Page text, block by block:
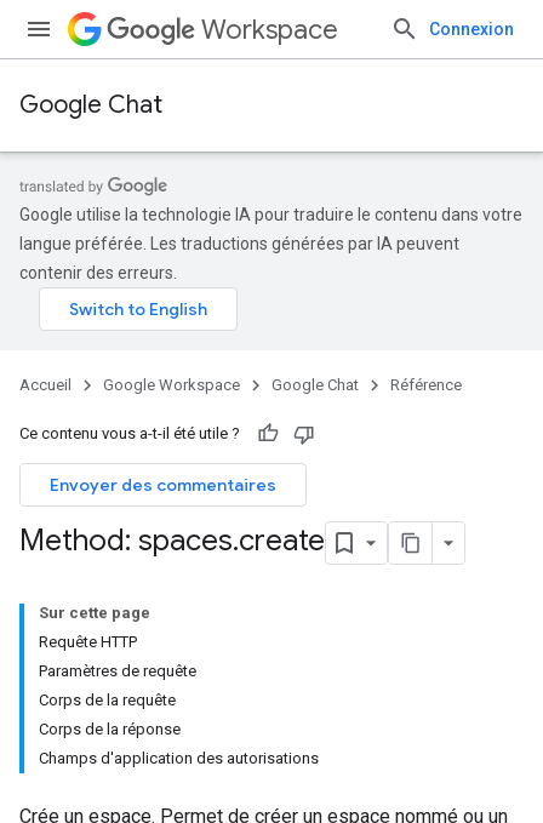
Workspace Connexion
Google Chat
Google utilise la technologie IA pour traduire le contenu dans votre
langue préférée. Les traductions générées par IA peuvent
contenir des erreurs.
Accueil Google Workspace Google Chat Référence
Ce contenu vous a-t-il été utile ?
Envoyer des commentaires
Method: spaces.create
Sur cette page
Requête HTTP
Paramètres de requête
Corps de la requête
Corps de la réponse
Champs d'application des autorisations
Crée un espace. Permet de créer un espace nommé ou un